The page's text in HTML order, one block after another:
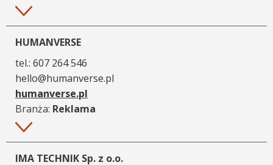
Więcej
HUMANVERSE
tel.: 607 264 546
hello@humanverse.pl
humanverse.pl
Branża: Reklama
Więcej
IMA TECHNIK Sp. z o.o.